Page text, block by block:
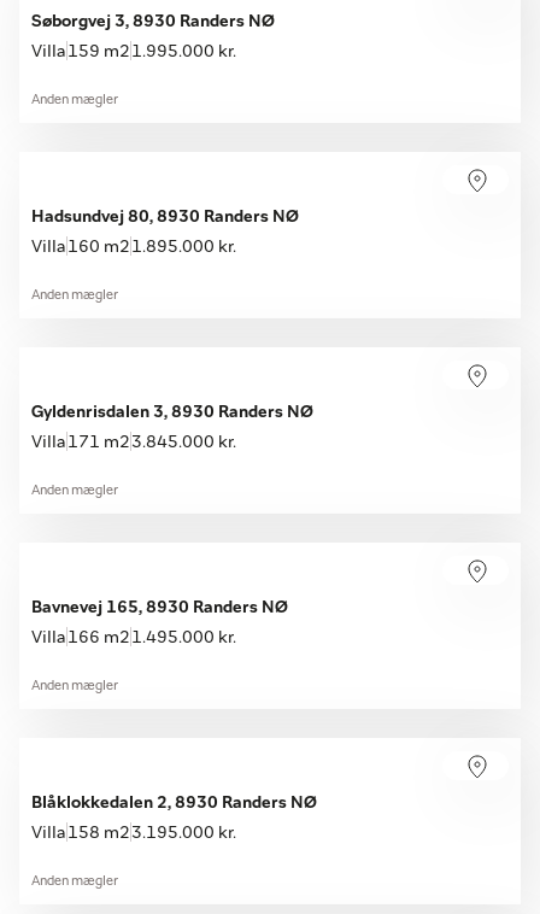
Søborgvej 3, 8930 Randers NØ
Villa 159 m2 1.995.000 kr.
Anden mægler
Hadsundvej 80, 8930 Randers NØ
Villa 160 m2 1.895.000 kr.
Anden mægler
Gyldenrisdalen 3, 8930 Randers NØ
Villa 171 m2 3.845.000 kr.
Anden mægler
Bavnevej 165, 8930 Randers NØ
Villa 166 m2 1.495.000 kr.
Anden mægler
Blåklokkedalen 2, 8930 Randers NØ
Villa 158 m2 3.195.000 kr.
Anden mægler